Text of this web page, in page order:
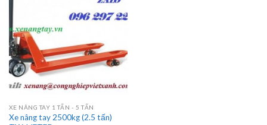
XE NÂNG TAY 1 TẤN - 5 TẤN
Xe nâng tay 2500kg (2.5 tấn)